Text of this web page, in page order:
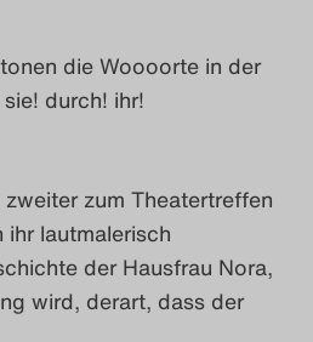
die Woooorte in der
durch! ihr!
zum Theatertreffen
ihr lautmalerisch
der Hausfrau Nora,
wird, derart, dass der